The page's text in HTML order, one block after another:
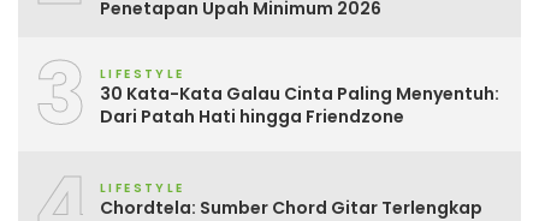
Penetapan Upah Minimum 2026
3 LIFESTYLE
30 Kata-Kata Galau Cinta Paling Menyentuh:
Dari Patah Hati hingga Friendzone
LIFESTYLE
Chordtela: Sumber Chord Gitar Terlengkap